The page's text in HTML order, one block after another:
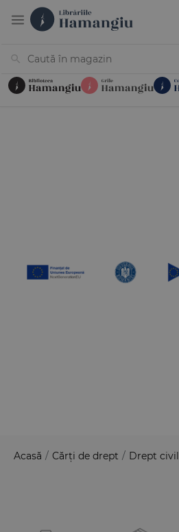
Acasă / Cărți de drept / Drept civil